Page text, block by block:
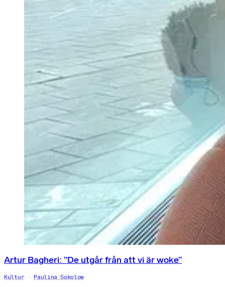
Artur Bagheri: ”De utgår från att vi är woke”
Kultur Paulina Sokolow